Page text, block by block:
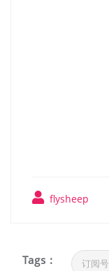
flysheep
Tags : 订阅号